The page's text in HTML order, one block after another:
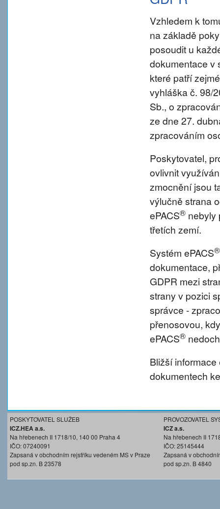
Vzhledem k
na základě
posoudit u
dokumentace v
které patří
vyhláška č. 98/
Sb., o
ze dne 27.
zpracováním
Poskytovatel,
ovlivnit
zmocnění jsou
výlučně strana
ePACS® nebyly
třetích zemí.
Systém ePACS®
dokumentace,
GDPR mezi
strany v pozici
správce -
přenosovou,
ePACS®
Bližší
dokumentech
POSKYTOVATEL SLUŽEB
ICZ.HEA a.s.
Na hřebenech II 1718/10, 140 00 Praha 4
IČO: 07240091
Zapsaná v obchodním rejstříku vedeném MS v Praze
pod sp.zn. B 23578
PROVOZOVATEL
ICZ a.s.
Na hřebenech II
IČO: 25145444
Zapsaná v
pod sp.zn. B 4840